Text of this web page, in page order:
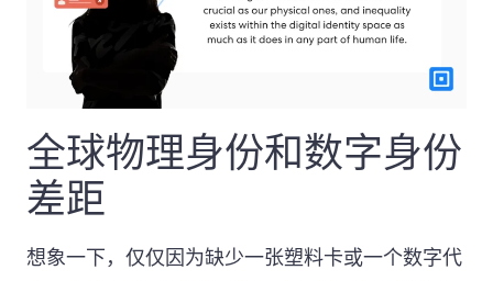
全球物理身份和数字身份
差距
想象一下，仅仅因为缺少一张塑料卡或一个数字代